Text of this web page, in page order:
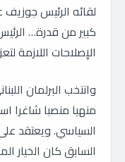
لقائه الرئيس
كبير من قدرة…
الإصلاحات اللازمة
وانتخب البرلمان
منهيا منصبا شاغرا
السياسي. ويعتقد
السابق كان الخيار